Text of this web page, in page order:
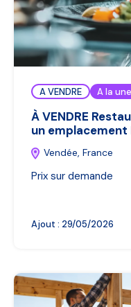
A VENDRE A la une
À VENDRE
un emplacement
Vendée, France
Prix sur demande
Ajout : 29/05/2026